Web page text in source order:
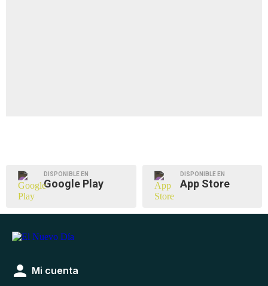
DISPONIBLE EN
Google Play
DISPONIBLE EN
App Store
Mi cuenta